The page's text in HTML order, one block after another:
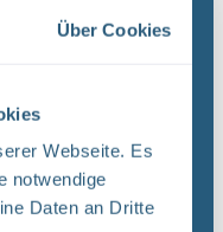
Über Cookies
Webseite. Es
notwendige
Daten an Dritte
QMV